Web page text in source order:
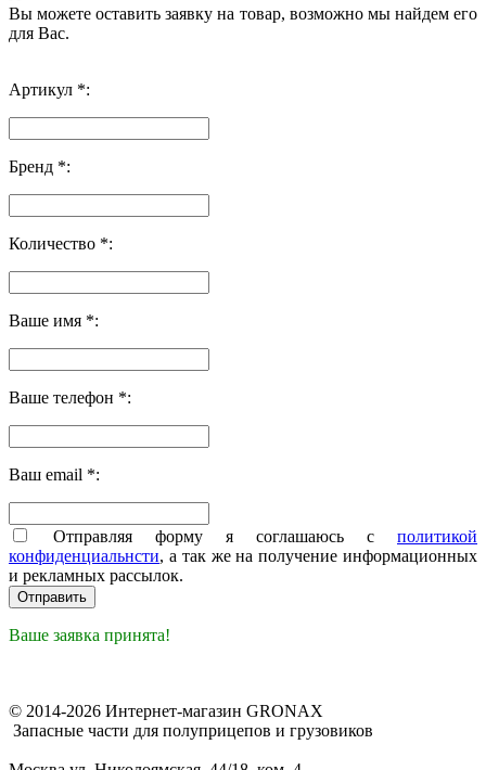
Вы можете оставить заявку на товар, возможно мы найдем его
для Вас.
Артикул *:
Бренд *:
Количество *:
Ваше имя *:
Ваше телефон *:
Ваш email *:
Отправляя форму я соглашаюсь с политикой
конфиденциальнсти, а так же на получение информационных
и рекламных рассылок.
Ваше заявка принята!
© 2014-2026 Интернет-магазин GRONAX
Запасные части для полуприцепов и грузовиков